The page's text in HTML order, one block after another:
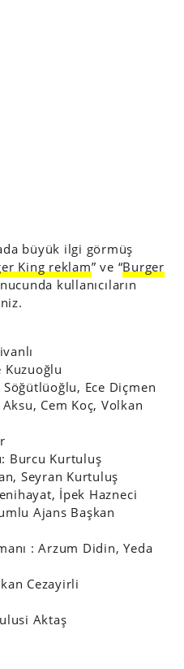
büyük ilgi görmüş
King reklam” ve “Burger
kullanıcıların
Kuzuoğlu
Ece Diçmen
Cem Koç, Volkan
Burcu Kurtuluş
Seyran Kurtuluş
İpek Hazneci
Ajans Başkan
: Arzum Didin, Yeda
Cezayirli
Aktaş